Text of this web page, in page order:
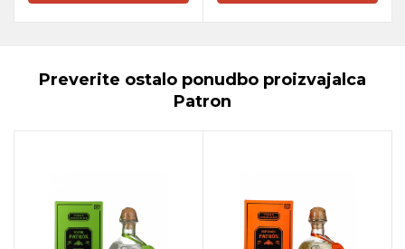
Preverite ostalo ponudbo proizvajalca
Patron